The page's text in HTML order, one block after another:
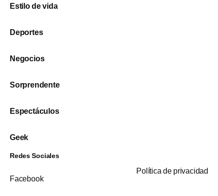
Estilo de vida
Deportes
Negocios
Sorprendente
Espectáculos
Geek
Redes Sociales
Facebook
Política de privacidad